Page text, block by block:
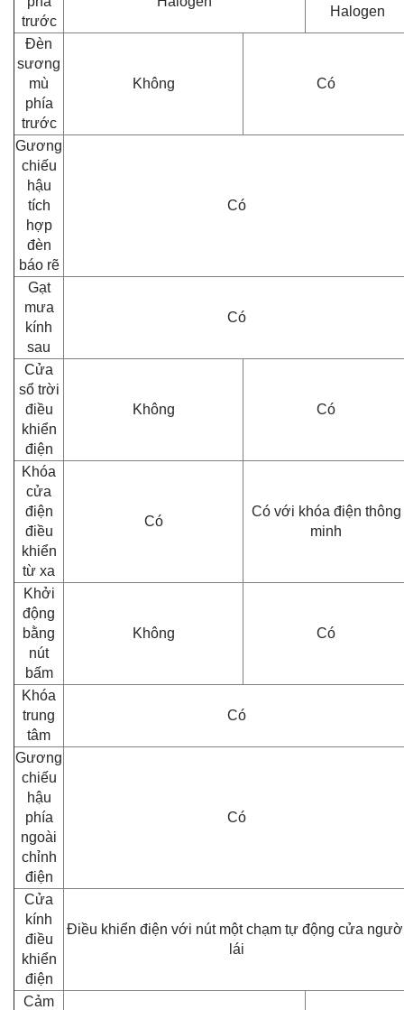
trước
Halogen
Đèn
sương
mù
phía
trước
Không Có
Gương
chiếu
hậu
tích
hợp
đèn
báo rẽ
Có
Gạt
mưa
kính
sau
Có
Cửa
sổ trời
điều
khiển
điện
Không Có
Khóa
cửa
điện
điều
khiển
từ xa
Có
Có với khóa điện thông
minh
Khởi
động
bằng
nút
bấm
Không Có
Khóa
trung
tâm
Có
Gương
chiếu
hậu
phía
ngoài
chỉnh
điện
Có
Cửa
kính
điều
khiển
điện
Điều khiển điện với nút một chạm tự động cửa
lái
Cảm